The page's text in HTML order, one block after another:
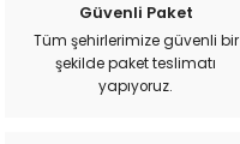
Güvenli Paket
Tüm şehirlerimize güvenli bir
şekilde paket teslimatı
yapıyoruz.